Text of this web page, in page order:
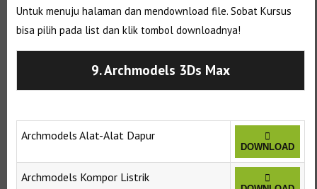
Untuk menuju halaman dan mendownload file. Sobat Kursus
bisa pilih pada list dan klik tombol downloadnya!
9. Archmodels 3Ds Max
Archmodels Alat-Alat Dapur
DOWNLOAD
Archmodels Kompor Listrik